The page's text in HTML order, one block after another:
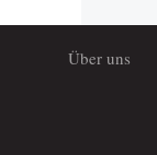
Über uns